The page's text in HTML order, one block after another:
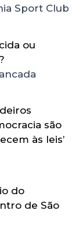
Sport Club
ou
são
às leis’
do
de São